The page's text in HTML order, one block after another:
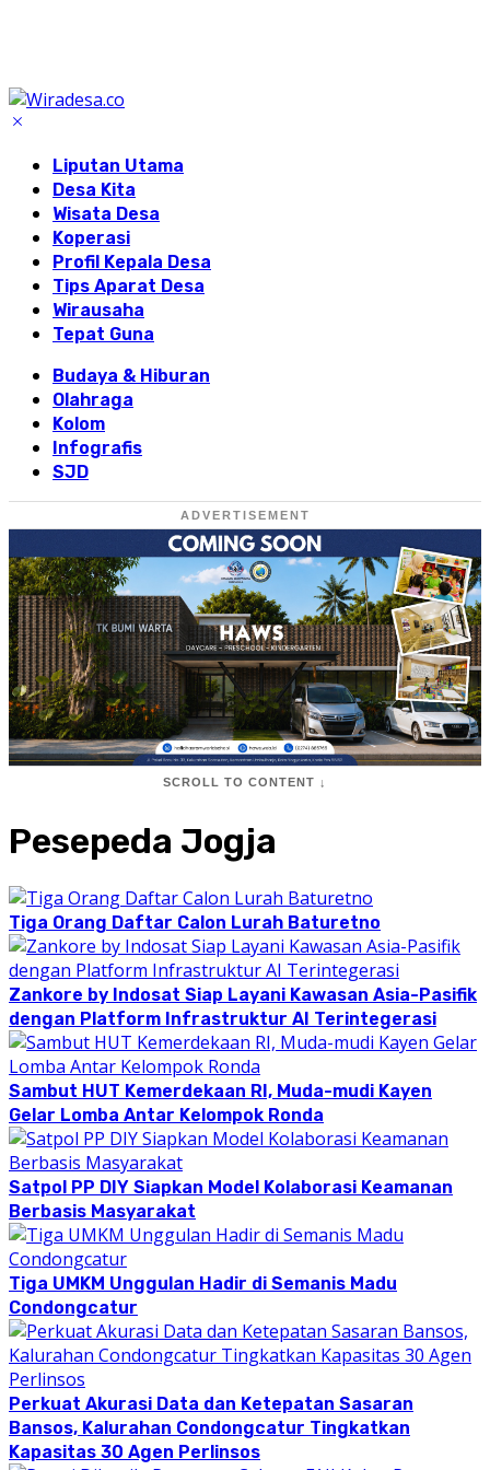
Liputan Utama
Desa Kita
Wisata Desa
Koperasi
Profil Kepala Desa
Tips Aparat Desa
Wirausaha
Tepat Guna
Budaya & Hiburan
Olahraga
Kolom
Infografis
SJD
ADVERTISEMENT
SCROLL TO CONTENT ↓
Pesepeda Jogja
Tiga Orang Daftar Calon Lurah Baturetno
Zankore by Indosat Siap Layani Kawasan Asia-Pasifik
dengan Platform Infrastruktur AI Terintegerasi
Sambut HUT Kemerdekaan RI, Muda-mudi Kayen
Gelar Lomba Antar Kelompok Ronda
Satpol PP DIY Siapkan Model Kolaborasi Keamanan
Berbasis Masyarakat
Tiga UMKM Unggulan Hadir di Semanis Madu
Condongcatur
Perkuat Akurasi Data dan Ketepatan Sasaran
Bansos, Kalurahan Condongcatur Tingkatkan
Kapasitas 30 Agen Perlinsos